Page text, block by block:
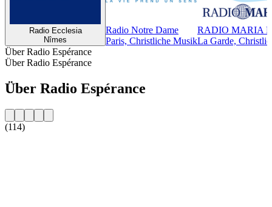
Radio Ecclesia
Nîmes
Radio Notre Dame
Paris, Christliche Musik
RADIO MARIA
La Garde,
Über Radio Espérance
Über Radio Espérance
Über Radio Espérance
(114)